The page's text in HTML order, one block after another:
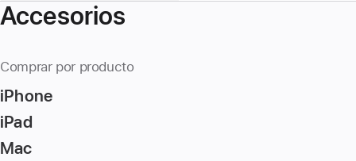
Accesorios
Comprar por producto
iPhone
iPad
Mac